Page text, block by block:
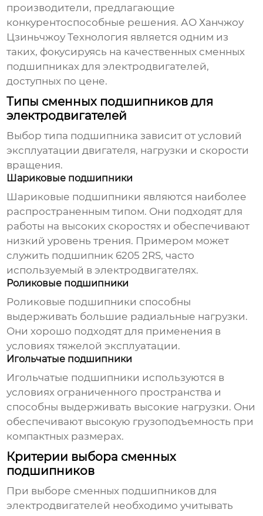
производители, предлагающие
конкурентоспособные решения.АО Ханчжоу
Цзиньчжоу Технология является одним из
таких, фокусируясь на качественных сменных
подшипниках для электродвигателей,
доступных по цене.
Типы сменных подшипников для
электродвигателей
Выбор типа подшипника зависит от условий
эксплуатации двигателя, нагрузки и скорости
вращения.
Шариковые подшипники
Шариковые подшипники являются наиболее
распространенным типом. Они подходят для
работы на высоких скоростях и обеспечивают
низкий уровень трения. Примером может
служить подшипник 6205 2RS, часто
используемый в электродвигателях.
Роликовые подшипники
Роликовые подшипники способны
выдерживать большие радиальные нагрузки.
Они хорошо подходят для применения в
условиях тяжелой эксплуатации.
Игольчатые подшипники
Игольчатые подшипники используются в
условиях ограниченного пространства и
способны выдерживать высокие нагрузки. Они
обеспечивают высокую грузоподъемность при
компактных размерах.
Критерии выбора сменных
подшипников
При выборе сменных подшипников для
электродвигателей необходимо учитывать